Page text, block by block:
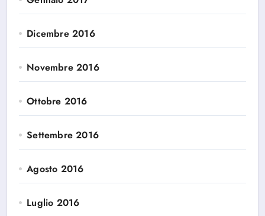
Dicembre 2016
Novembre 2016
Ottobre 2016
Settembre 2016
Agosto 2016
Luglio 2016